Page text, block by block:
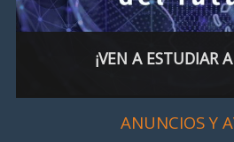
¡VEN A ESTUDIAR
ANUNCIOS Y